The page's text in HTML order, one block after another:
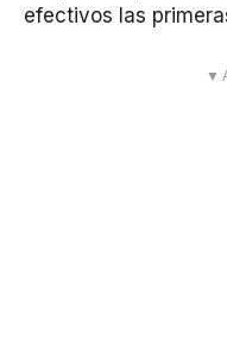
efectivos las
▼